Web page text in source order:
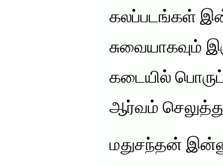
கலப்படங்கள்
சுவையாகவும்
கடையில்
ஆர்வம்
மதுசந்தன்